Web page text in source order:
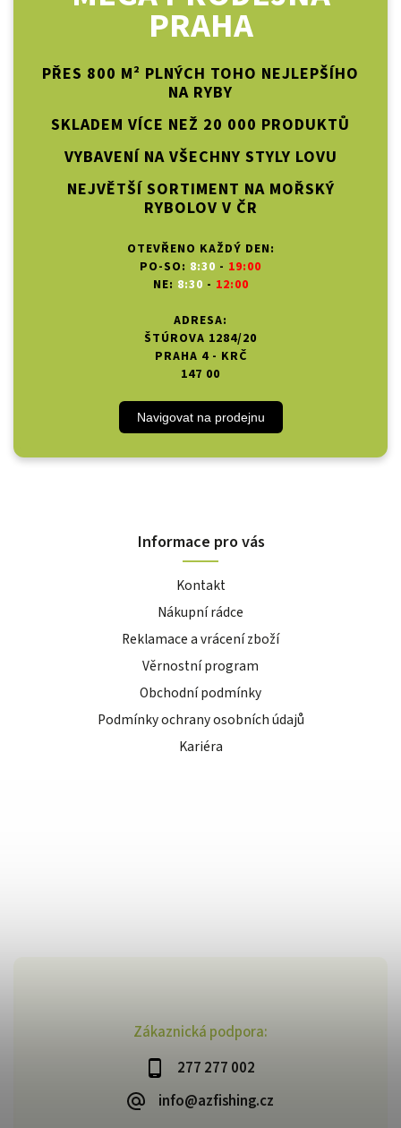
Zákaznická podpora:
277 277 002
info@azfishing.cz
PRAHA
PŘES 800 M² PLNÝCH TOHO NEJLEPŠÍHO
NA RYBY
SKLADEM VÍCE NEŽ 20 000 PRODUKTŮ
VYBAVENÍ NA VŠECHNY STYLY LOVU
NEJVĚTŠÍ SORTIMENT NA MOŘSKÝ
RYBOLOV V ČR
OTEVŘENO KAŽDÝ DEN:
PO-SO: 8:30 - 19:00
NE: 8:30 - 12:00
ADRESA:
ŠTÚROVA 1284/20
PRAHA 4 - KRČ
147 00
Navigovat na prodejnu
Informace pro vás
Kontakt
Nákupní rádce
Reklamace a vrácení zboží
Věrnostní program
Obchodní podmínky
Podmínky ochrany osobních údajů
Kariéra